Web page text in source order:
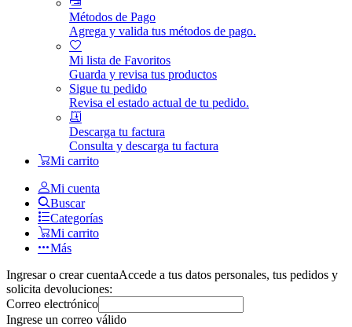
Métodos de Pago
Agrega y valida tus métodos de pago.
Mi lista de Favoritos
Guarda y revisa tus productos
Sigue tu pedido
Revisa el estado actual de tu pedido.
Descarga tu factura
Consulta y descarga tu factura
Mi carrito
Mi cuenta
Buscar
Categorías
Mi carrito
Más
Ingresar o crear cuentaAccede a tus datos personales, tus pedidos y
solicita devoluciones:
Correo electrónico
Ingrese un correo válido